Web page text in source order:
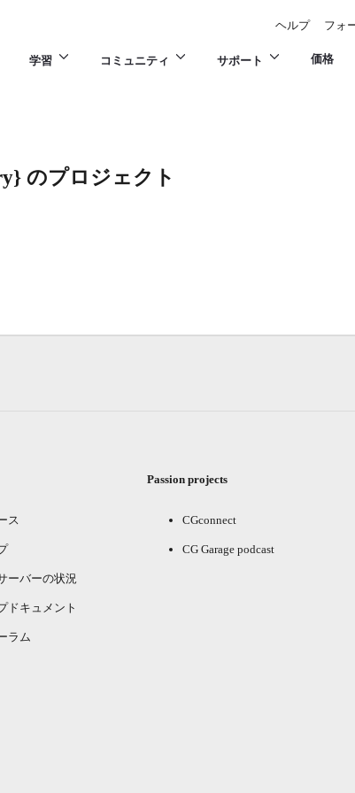
ヘルプ フォ
学習 コミュニティ サポート 価格
のプロジェクト
ス
ーバーの状況
ドキュメント
ラム
Passion projects
CGconnect
CG Garage podcast